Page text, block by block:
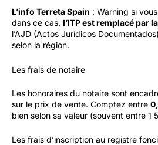
L’info Terreta Spain : Warning si
dans ce cas, l’ITP est remplacé par
l’AJD (Actos Jurídicos
selon la région.
Les frais de notaire
Les honoraires du notaire sont
sur le prix de vente. Comptez entre
bien selon sa valeur (souvent entre 1
Les frais d’inscription au registre